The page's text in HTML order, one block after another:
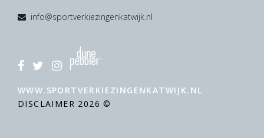
info@sportverkiezingenkatwijk.nl
WWW.SPORTVERKIEZINGENKATWIJK.NL
DISCLAIMER 2026 ©